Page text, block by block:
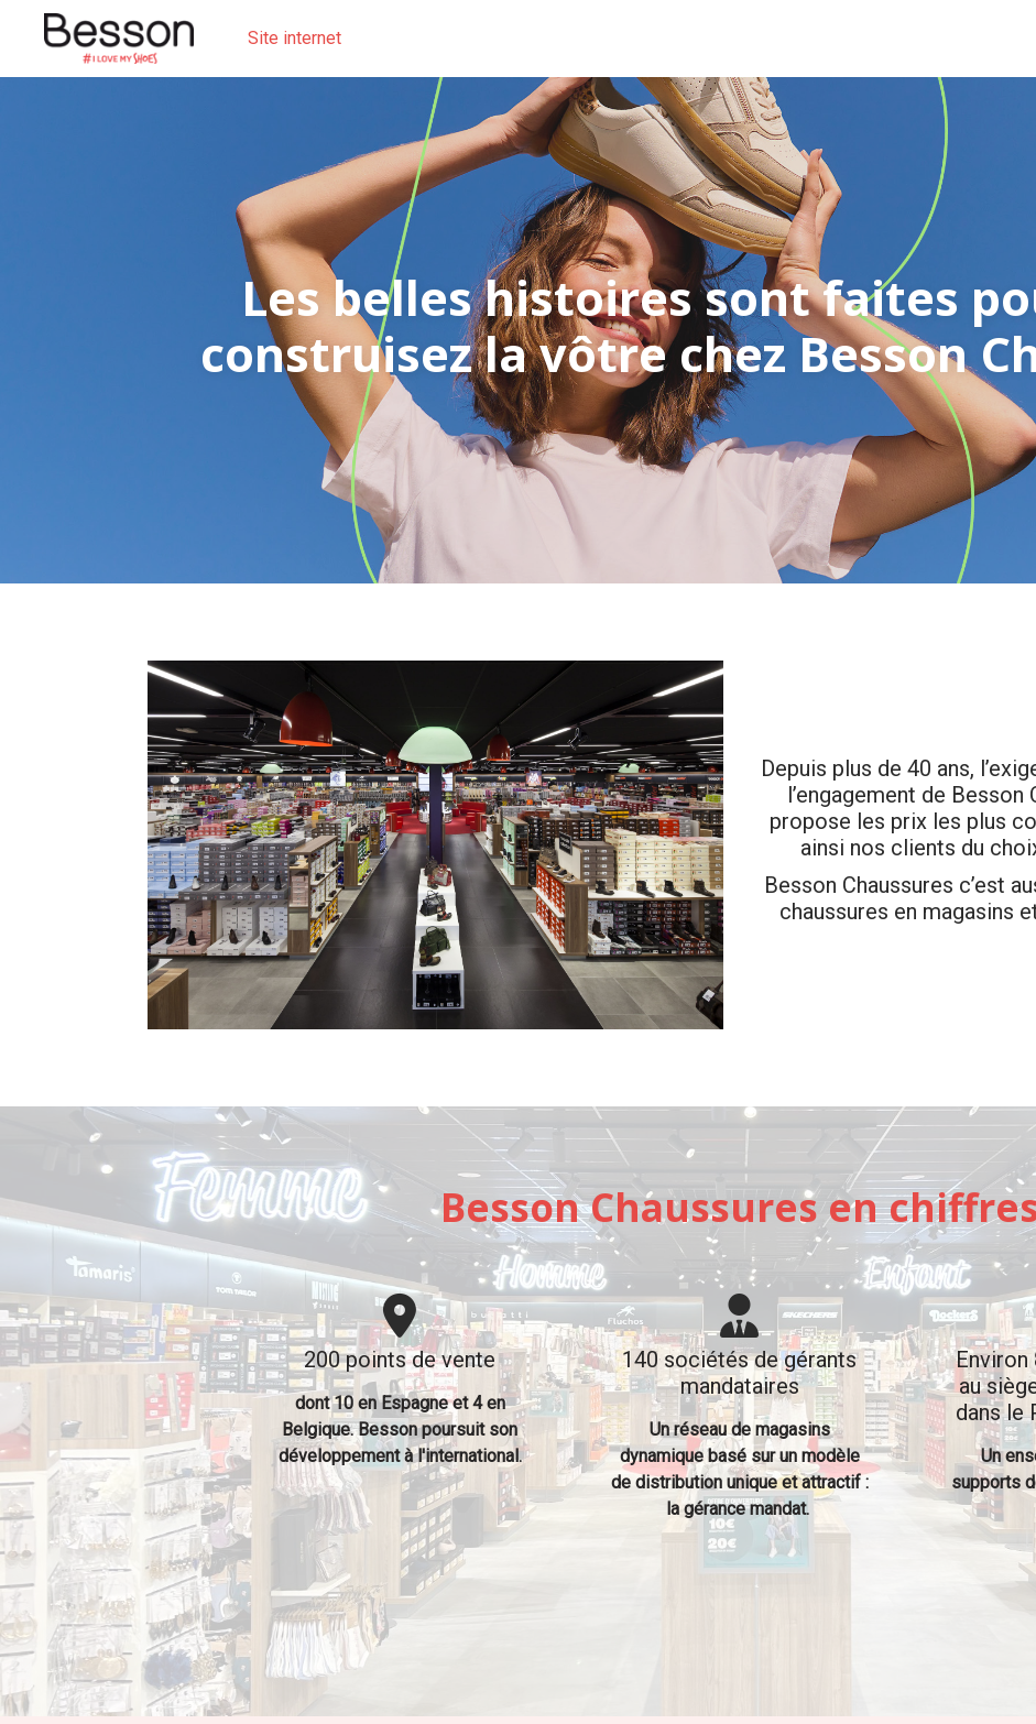
Site internet
Les belles histoires sont faites
construisez la vôtre chez Besson
Depuis plus de 40 ans,
l’engagement de
propose les prix les plus
ainsi nos clients du
Besson Chaussures c’est
chaussures en magasins
Besson Chaussures en
200 points de vente
dont 10 en Espagne et 4 en
Belgique. Besson poursuit son
développement à l'international.
140 sociétés de gérants
mandataires
Un réseau de magasins
dynamique basé sur un modèle
de distribution unique et attractif :
la gérance mandat.
Environ
au
dans le
Un
supports